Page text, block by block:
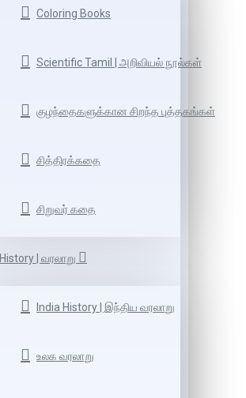
Coloring Books
Scientific Tamil | அறிவியல் நூல்கள்
குழந்தைகளுக்கான சிறந்த புத்தகங்கள்
சித்திரக்கதை
சிறுவர் கதை
History | வரலாறு
India History | இந்திய வரலாறு
உலக வரலாறு